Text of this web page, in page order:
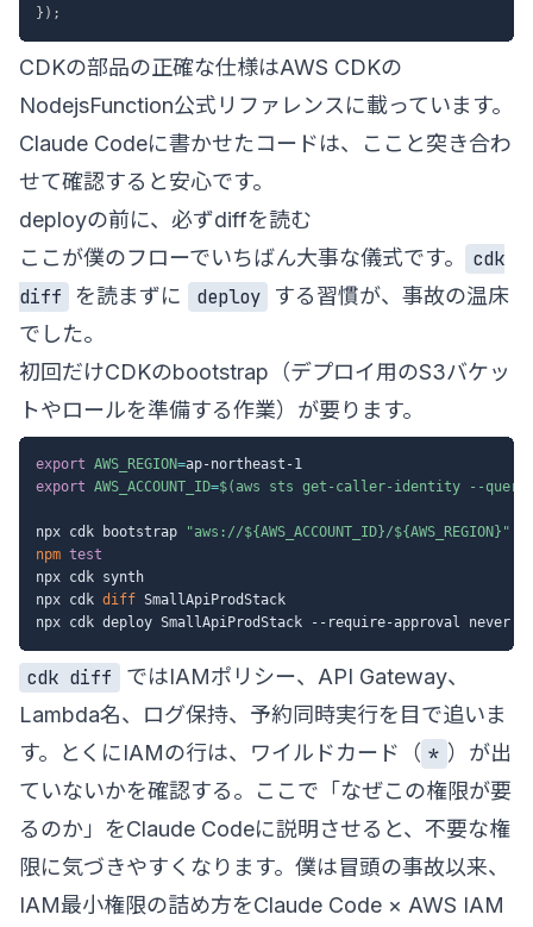
} ) ;
CDKの部品の正確な仕様はAWS CDKの
NodejsFunction公式リファレンスに載っています。
Claude Codeに書かせたコードは、ここと突き合わ
せて確認すると安心です。
deployの前に、必ずdiffを読む
ここが僕のフローでいちばん大事な儀式です。
cdk
diff
を読まずに deploy
する習慣が、事故の温床
でした。
初回だけCDKのbootstrap（デプロイ用のS3バケッ
トやロールを準備する作業）が要ります。
export AWS_REGION=
export AWS_ACCOUNT_ID=$( aws sts get-caller-identity --query
npx cdk bootstrap "aws://${AWS_ACCOUNT_ID}/${AWS_REGION} "
npm test
npx cdk synth
npx cdk diff SmallApiProdStack
cdk diff
ではIAMポリシー、API Gateway、
Lambda名、ログ保持、予約同時実行を目で追いま
す。とくにIAMの行は、ワイルドカード（ * ）が出
ていないかを確認する。ここで「なぜこの権限が要
るのか」をClaude Codeに説明させると、不要な権
限に気づきやすくなります。僕は冒頭の事故以来、
IAM最小権限の詰め方をClaude Code × AWS IAM